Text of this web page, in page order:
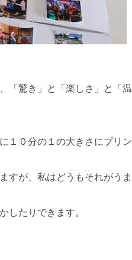
「驚き」と「楽しさ」と「温
１０分の１の大きさにプリン
すが、私はどうもそれがうま
したりできます。